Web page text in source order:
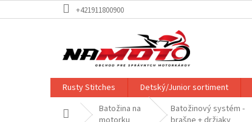
na
+421911800900
Rusty Stitches Detský/Junior sortiment
DomovBatožina na
Batožinový systém -